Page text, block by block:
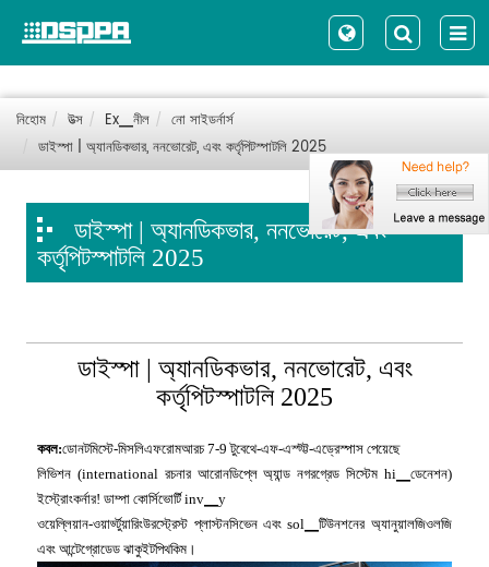
নিহোম উত্স Ex▁নীল
নো সাইডর্নার্স
ডাইস্পা | অ্যানডিকভার, ননভোরেট, এবং কর্তৃপিটস্পাটলি 2025
ডাইস্পা | অ্যানডিকভার, ননভোরেট, এবং
কর্তৃপিটস্পাটলি 2025
ডাইস্পা | অ্যানডিকভার, ননভোরেট, এবং
কর্তৃপিটস্পাটলি 2025
কবল:ডোনটমিস্টে-মিসলিএফরোমআরচ 7-9 টুবেথে-এফ-এস্ট্ট্ট-এড্রেস্পাস পেয়েছে
লিভিশন (international রচনার আরোনডিপ্লে অ্যান্ড নগরগ্রেড সিস্টেম hi▁ডেনেশন)
ইস্ট্রোংকর্নার! ডাম্পা কোর্সিভোর্টি inv▁y
ওয়েল্লিয়ান-ওয়ার্ড্টুয়ারিংউরস্ট্রেস্ট প্লাস্টনসিভেন এবং sol▁টিউনশনের অ্যানুয়ালজিওলজি
এবং আন্টেগ্রোডেড ঝাকুইটপিথকিম।